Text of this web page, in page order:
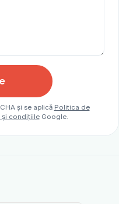
și se aplică Politica de
și condițiileGoogle.